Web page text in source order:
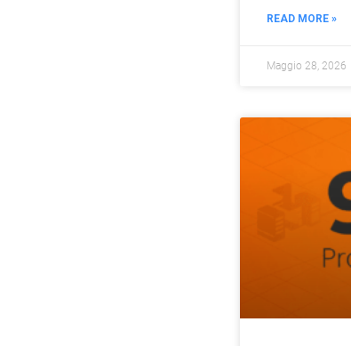
READ MORE »
Maggio 28, 2026